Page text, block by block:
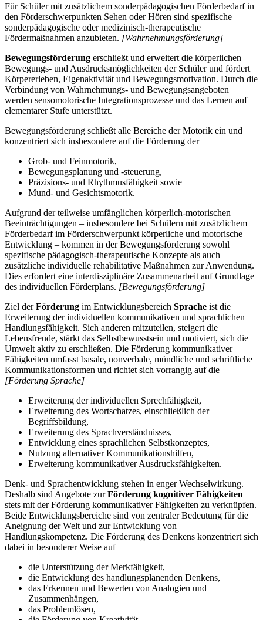
Für Schüler mit zusätzlichem sonderpädagogischen Förderbedarf in
den Förderschwerpunkten Sehen oder Hören sind spezifische
sonderpädagogische oder medizinisch-therapeutische
Fördermaßnahmen anzubieten. [Wahrnehmungsförderung]
Bewegungsförderung erschließt und erweitert die körperlichen
Bewegungs- und Ausdrucksmöglichkeiten der Schüler und fördert
Körpererleben, Eigenaktivität und Bewegungsmotivation. Durch die
Verbindung von Wahrnehmungs- und Bewegungsangeboten
werden sensomotorische Integrationsprozesse und das Lernen auf
elementarer Stufe unterstützt.
Bewegungsförderung schließt alle Bereiche der Motorik ein und
konzentriert sich insbesondere auf die Förderung der
Grob- und Feinmotorik,
Bewegungsplanung und -steuerung,
Präzisions- und Rhythmusfähigkeit sowie
Mund- und Gesichtsmotorik.
Aufgrund der teilweise umfänglichen körperlich-motorischen
Beeinträchtigungen – insbesondere bei Schülern mit zusätzlichem
Förderbedarf im Förderschwerpunkt körperliche und motorische
Entwicklung – kommen in der Bewegungsförderung sowohl
spezifische pädagogisch-therapeutische Konzepte als auch
zusätzliche individuelle rehabilitative Maßnahmen zur Anwendung.
Dies erfordert eine interdisziplinäre Zusammenarbeit auf Grundlage
des individuellen Förderplans. [Bewegungsförderung]
Ziel derFörderung im Entwicklungsbereich Sprache ist die
Erweiterung der individuellen kommunikativen und sprachlichen
Handlungsfähigkeit. Sich anderen mitzuteilen, steigert die
Lebensfreude, stärkt das Selbstbewusstsein und motiviert, sich die
Umwelt aktiv zu erschließen. Die Förderung kommunikativer
Fähigkeiten umfasst basale, nonverbale, mündliche und schriftliche
Kommunikationsformen und richtet sich vorrangig auf die
[Förderung Sprache]
Erweiterung der individuellen Sprechfähigkeit,
Erweiterung des Wortschatzes, einschließlich der
Begriffsbildung,
Erweiterung des Sprachverständnisses,
Entwicklung eines sprachlichen Selbstkonzeptes,
Nutzung alternativer Kommunikationshilfen,
Erweiterung kommunikativer Ausdrucksfähigkeiten.
Denk- und Sprachentwicklung stehen in enger Wechselwirkung.
Deshalb sind Angebote zurFörderung kognitiver Fähigkeiten
stets mit der Förderung kommunikativer Fähigkeiten zu verknüpfen.
Beide Entwicklungsbereiche sind von zentraler Bedeutung für die
Aneignung der Welt und zur Entwicklung von
Handlungskompetenz. Die Förderung des Denkens konzentriert sich
dabei in besonderer Weise auf
die Unterstützung der Merkfähigkeit,
die Entwicklung des handlungsplanenden Denkens,
das Erkennen und Bewerten von Analogien und
Zusammenhängen,
das Problemlösen,